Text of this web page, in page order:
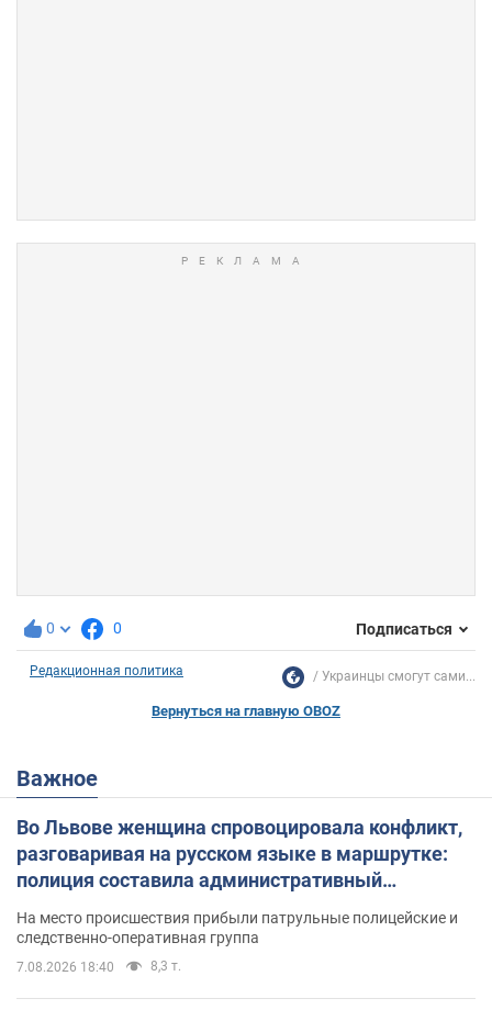
0 0 Подписаться
Редакционная политика Украинцы смогут сами...
Вернуться на главную OBOZ
Важное
Во Львове женщина спровоцировала конфликт,
разговаривая на русском языке в маршрутке:
полиция составила административный
протокол. Видео
На место происшествия прибыли патрульные полицейские и
следственно-оперативная группа
7.08.2026 18:40 8,3 т.